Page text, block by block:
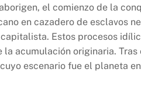
el comienzo de la
en cazadero de esclavos
Estos procesos
acumulación originaria.
escenario fue el planeta